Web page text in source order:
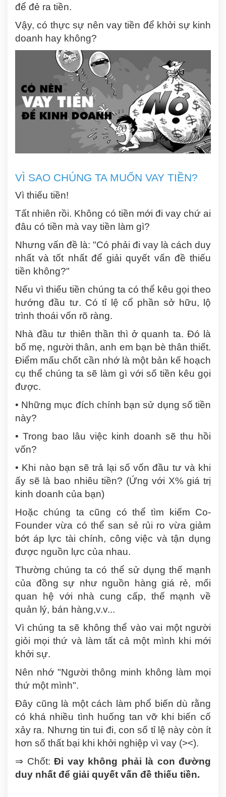
để đẻ ra tiền.
Vậy, có thực sự nên vay tiền để khởi sự kinh
doanh hay không?
VÌ SAO CHÚNG TA MUỐN VAY TIỀN?
Vì thiếu tiền!
Tất nhiên rồi. Không có tiền mới đi vay chứ ai
đâu có tiền mà vay tiền làm gì?
Nhưng vấn đề là: "Có phải đi vay là cách duy
nhất và tốt nhất để giải quyết vấn đề thiếu
tiền không?"
Nếu vì thiếu tiền chúng ta có thể kêu gọi theo
hướng đầu tư. Có tỉ lệ cổ phần sở hữu, lộ
trình thoái vốn rõ ràng.
Nhà đầu tư thiên thần thì ở quanh ta. Đó là
bố mẹ, người thân, anh em bạn bè thân thiết.
Điểm mấu chốt cần nhớ là một bản kế hoạch
cụ thể chúng ta sẽ làm gì với số tiền kêu gọi
được.
• Những mục đích chính bạn sử dụng số tiền
này?
• Trong bao lâu việc kinh doanh sẽ thu hồi
vốn?
• Khi nào bạn sẽ trả lại số vốn đầu tư và khi
ấy sẽ là bao nhiêu tiền? (Ứng với X% giá trị
kinh doanh của bạn)
Hoặc chúng ta cũng có thể tìm kiếm Co-
Founder vừa có thể san sẻ rủi ro vừa giảm
bớt áp lực tài chính, công việc và tận dụng
được nguồn lực của nhau.
Thường chúng ta có thể sử dụng thế mạnh
của đồng sự như nguồn hàng giá rẻ, mối
quan hệ với nhà cung cấp, thế mạnh về
quản lý, bán hàng,v.v...
Vì chúng ta sẽ không thể vào vai một người
giỏi mọi thứ và làm tất cả một mình khi mới
khởi sự.
Nên nhớ "Người thông minh không làm mọi
thứ một mình".
Đây cũng là một cách làm phổ biến dù rằng
có khá nhiều tình huống tan vỡ khi biến cố
xảy ra. Nhưng tin tui đi, con số tỉ lệ này còn ít
hơn số thất bại khi khởi nghiệp vì vay (><).
⇒ Chốt: Đi vay không phải là con đường
duy nhất để giải quyết vấn đề thiếu tiền.